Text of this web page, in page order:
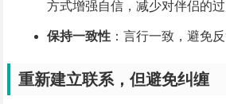
方式增强自信，减少对伴侣的过
保持一致性：言行一致，避免
重新建立联系，但避免纠缠